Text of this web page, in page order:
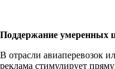
Поддержание умеренных
В отрасли авиаперевозок
реклама стимулирует